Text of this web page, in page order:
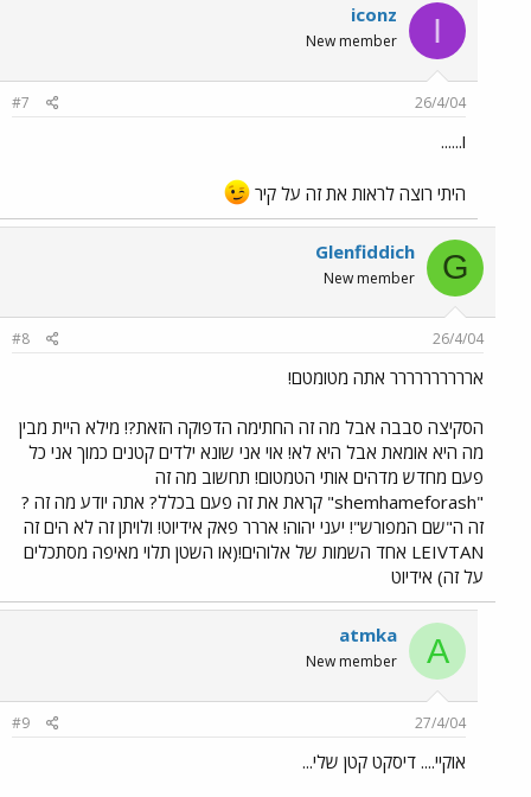
I
iconz
New member
26/4/04
#7
ו......
היתי רוצה לראות את זה על קיר
G
Glenfiddich
New member
26/4/04
#8
ארררררררררר אתה מטומטם!
הסקיצה סבבה אבל מה זה החתימה הדפוקה הזאת?! מילא היית מבין
מה היא אומאת אבל היא לא! אוי אני שונא ילדים קטנים כמוך אני כל
פעם מחדש מדהים אותי הטמטום! תחשוב מה זה
"shemhameforash" קראת את זה פעם בכלל? אתה יודע מה זה ?
זה ה"שם המפורש"! יעני יהוה! אררר פאק אידיוט! ולויתן זה לא הים זה
LEIVTAN אחד השמות של אלוהים!(או השטן תלוי מאיפה מסתכלים
על זה) אידיוט
A
atmka
New member
27/4/04
#9
אוקיי.... דיסקט קטן שלי...